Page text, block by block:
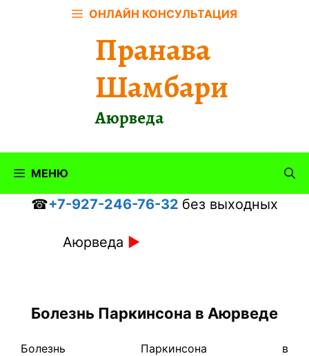
ОНЛАЙН КОНСУЛЬТАЦИЯ
Пранава
Шамбари
Аюрведа
МЕНЮ
☎+7-927-246-76-32 без выходных
Аюрведа ►
Болезнь Паркинсона в Аюрведе
Болезнь Паркинсона в